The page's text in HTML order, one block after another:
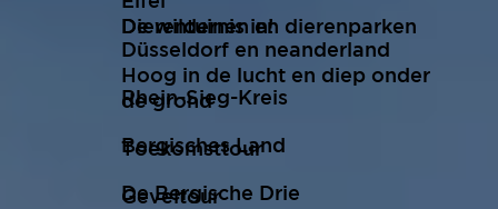
De wildernis in!
Hoog in de lucht en diep onder
de grond
Toekomsttour
Geveltour
Düsseldorf en neanderland
Rhein-Sieg-Kreis
Bergisches Land
De Bergische Drie
Dierentuinen en dierenparken